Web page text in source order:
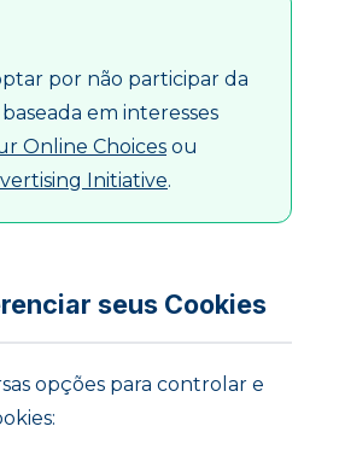
por não participar da
em interesses
Online Choices ou
Initiative.
seus Cookies
opções para controlar e